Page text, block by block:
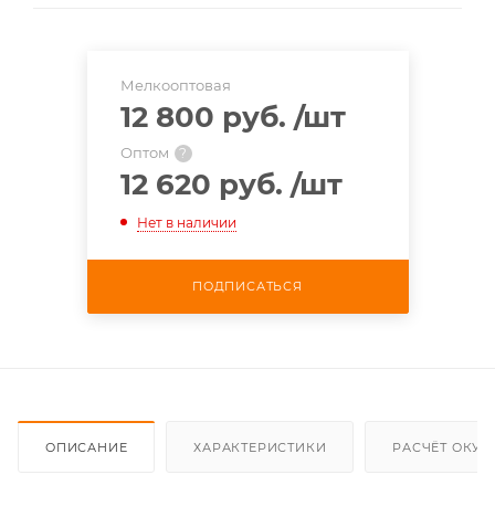
Мелкооптовая
12 800 руб. /шт
Оптом ?
12 620 руб. /шт
Нет в наличии
ПОДПИСАТЬСЯ
ОПИСАНИЕ ХАРАКТЕРИСТИКИ РАСЧЁТ